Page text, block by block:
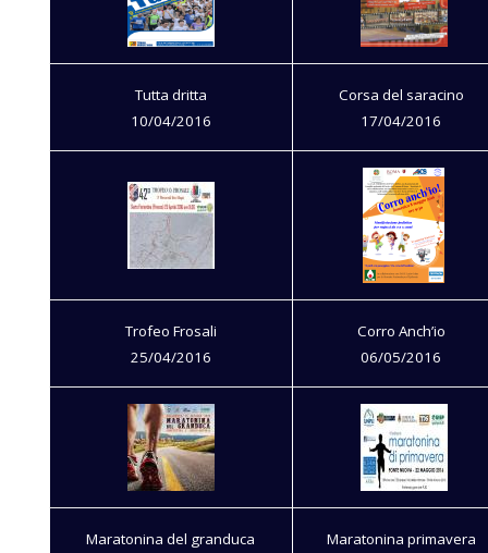
Tutta dritta
10/04/2016
Corsa del saracino
17/04/2016
Trofeo Frosali
25/04/2016
Corro Anch’io
06/05/2016
Maratonina del granduca
Maratonina primavera